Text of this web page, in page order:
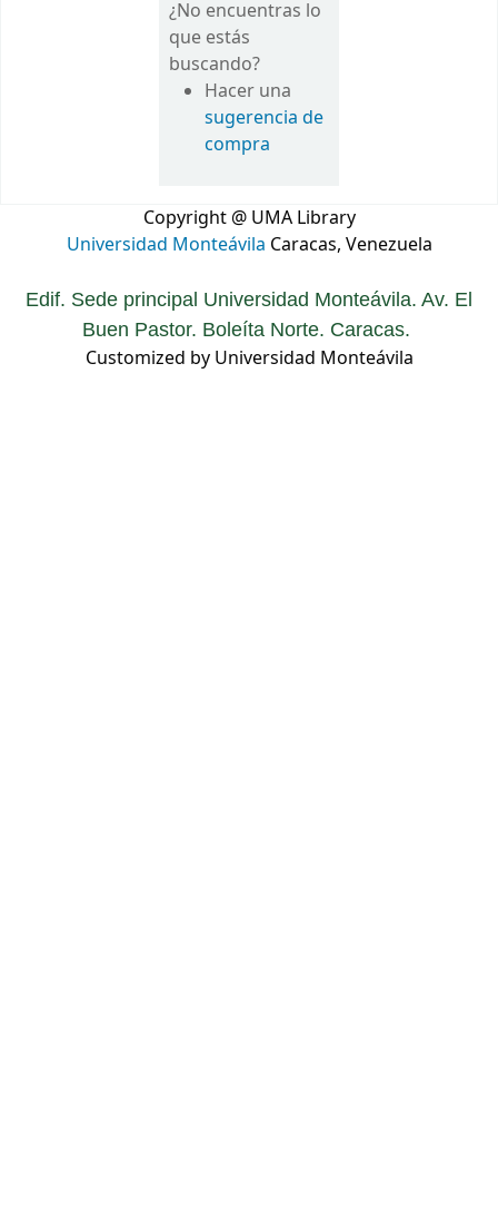
¿No encuentras lo
que estás
buscando?
Hacer una
sugerencia de
compra
Copyright @ UMA Library
Universidad Monteávila Caracas, Venezuela
Edif. Sede principal Universidad Monteávila. Av. El
Buen Pastor. Boleíta Norte. Caracas.
Customized by Universidad Monteávila